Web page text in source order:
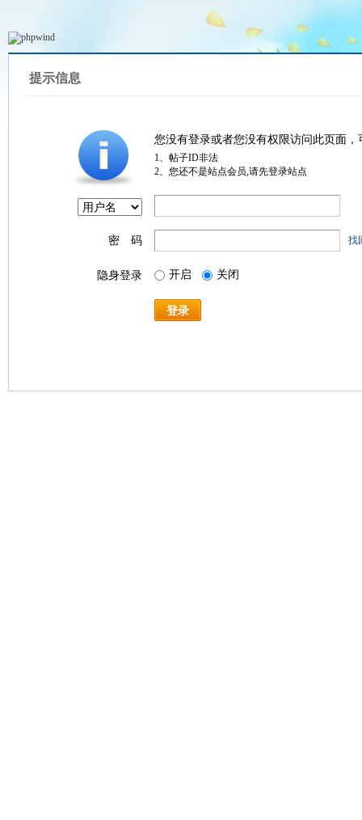
提示信息
您没有登录或者您没有权限访问此页面
1、帖子ID非法
2、您还不是站点会员,请先登录站点
密 码 找
隐身登录 开启 关闭
登录